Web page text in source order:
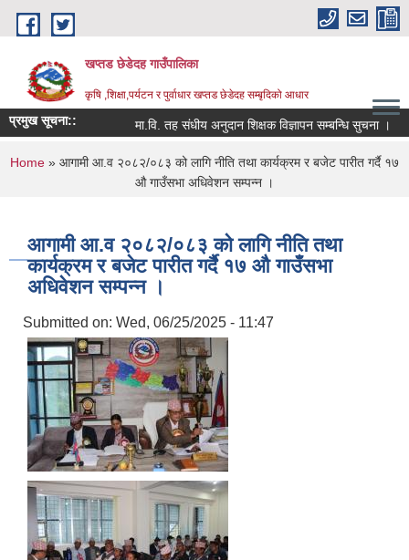
Skip to main content
खप्तड छेडेदह गाउँपालिका
कृषि ,शिक्षा,पर्यटन र पुर्वाधार खप्तड छेडेदह सम्बृदिको आधार
प्रमुख सूचना:: मा.वि. तह संधीय अनुदान शिक्षक विज्ञापन सम्बन्धि सुचना ।
You are here
Home » आगामी आ.व २०८२/०८३ को लागि नीति तथा कार्यक्रम र बजेट पारीत गर्दै १७
औ गाउँसभा अधिवेशन सम्पन्न ।
आगामी आ.व २०८२/०८३ को लागि नीति तथा
कार्यक्रम र बजेट पारीत गर्दै १७ औ गाउँसभा
अधिवेशन सम्पन्न ।
Submitted on: Wed, 06/25/2025 - 11:47